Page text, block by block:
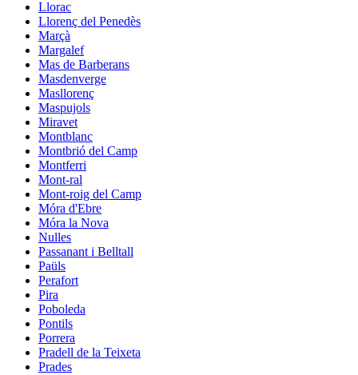
Llorac
Llorenç del Penedès
Marçà
Margalef
Mas de Barberans
Masdenverge
Masllorenç
Maspujols
Miravet
Montblanc
Montbrió del Camp
Montferri
Mont-ral
Mont-roig del Camp
Móra d'Ebre
Móra la Nova
Nulles
Passanant i Belltall
Paüls
Perafort
Pira
Poboleda
Pontils
Porrera
Pradell de la Teixeta
Prades